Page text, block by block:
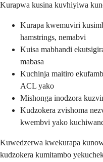
Kurapwa kusina kuvhiyiwa
Kurapa kwemuviri
hamstrings, nemabvi
Kuisa mabhandi
mabasa
Kuchinja maitiro
ACL yako
Mishonga inodzora
Kudzokera zvishoma
kwembvi yako
Kuwedzerwa kwekurapa
kudzokera kumitambo